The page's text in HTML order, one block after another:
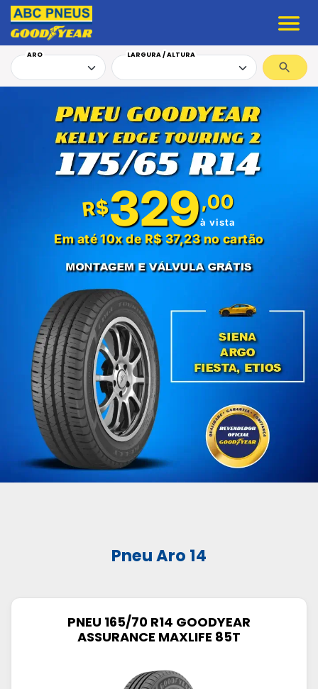
ARO LARGURA / ALTURA
R$329,00
à vista
Em até 10x de R$ 37,23 no cartão
Pneu Aro 14
PNEU 165/70 R14 GOODYEAR
ASSURANCE MAXLIFE 85T